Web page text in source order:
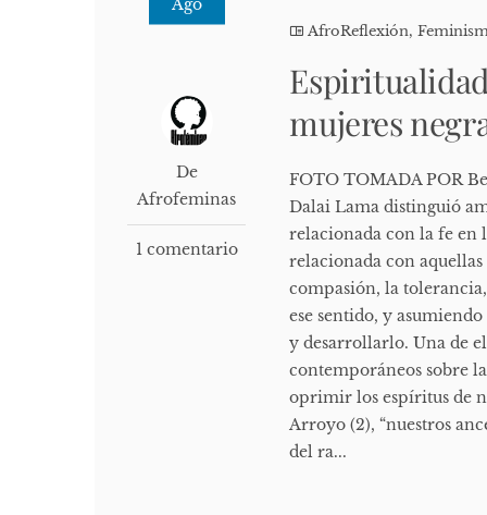
Ago
De
Afrofeminas
1 comentario
AfroReflexión,
mujeres
FOTO TOMADA POR
Dalai Lama distinguió
relacionada con la fe en
relacionada con
compasión, la
ese sentido, y
y desarrollarlo. Una de
contemporáneos sobre
oprimir los espíritus de
Arroyo (2), “nuestros
del ra...